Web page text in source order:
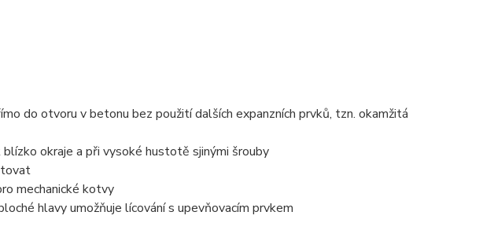
do otvoru v betonu bez použití dalších expanzních prvků, tzn. okamžitá
okraje a při vysoké hustotě sjinými šrouby
mechanické kotvy
hlavy umožňuje lícování s upevňovacím prvkem